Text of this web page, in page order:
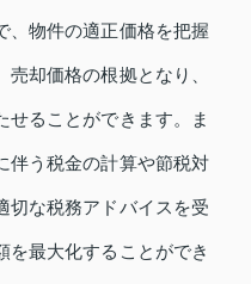
、物件の適正価格を把握
却価格の根拠となり、
せることができます。ま
伴う税金の計算や節税対
切な税務アドバイスを受
を最大化することができ